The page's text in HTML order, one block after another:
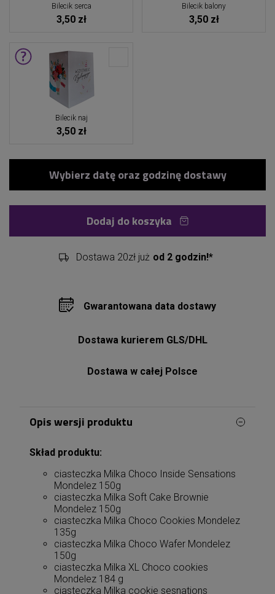
Bilecik serca
3,50 zł
Bilecik balony
3,50 zł
Bilecik naj
3,50 zł
Dodaj do koszyka
Dostawa 20zł już od 2 godzin!*
Gwarantowana data dostawy
Dostawa kurierem GLS/DHL
Dostawa w całej Polsce
Opis wersji produktu
Skład produktu:
ciasteczka Milka Choco Inside Sensations
Mondelez 150g
ciasteczka Milka Soft Cake Brownie
Mondelez 150g
ciasteczka Milka Choco Cookies Mondelez
135g
ciasteczka Milka Choco Wafer Mondelez
150g
ciasteczka Milka XL Choco cookies
Mondelez 184 g
ciasteczka Milka cookie sesnations